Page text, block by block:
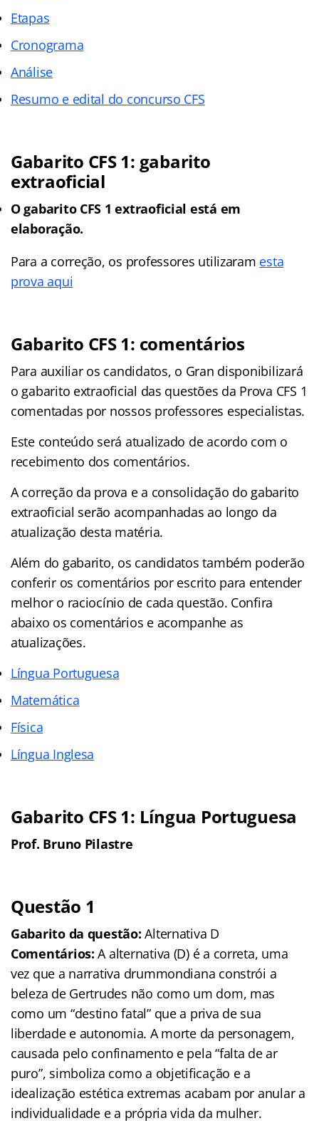
Etapas
Cronograma
Análise
Resumo e edital do concurso CFS
Gabarito CFS 1: gabarito
extraoficial
O gabarito CFS 1 extraoficial está em
elaboração.
Para a correção, os professores utilizaram esta
prova aqui
Gabarito CFS 1: comentários
Para auxiliar os candidatos, o Gran disponibilizará
o gabarito extraoficial das questões da Prova CFS 1
comentadas por nossos professores especialistas.
Este conteúdo será atualizado de acordo com o
recebimento dos comentários.
A correção da prova e a consolidação do gabarito
extraoficial serão acompanhadas ao longo da
atualização desta matéria.
Além do gabarito, os candidatos também poderão
conferir os comentários por escrito para entender
melhor o raciocínio de cada questão. Confira
abaixo os comentários e acompanhe as
atualizações.
Língua Portuguesa
Matemática
Física
Língua Inglesa
Gabarito CFS 1: Língua Portuguesa
Prof. Bruno Pilastre
Questão 1
Gabarito da questão: Alternativa D
Comentários: A alternativa (D) é a correta, uma
vez que a narrativa drummondiana constrói a
beleza de Gertrudes não como um dom, mas
como um “destino fatal” que a priva de sua
liberdade e autonomia. A morte da personagem,
causada pelo confinamento e pela “falta de ar
puro”, simboliza como a objetificação e a
idealização estética extremas acabam por anular a
individualidade e a própria vida da mulher.